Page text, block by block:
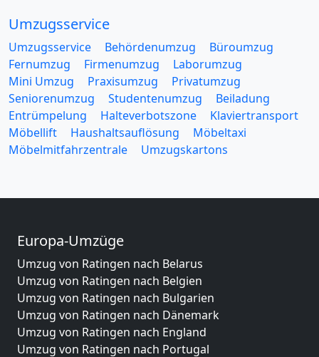
Umzugsservice
Umzugsservice Behördenumzug
Büroumzug
Fernumzug
Firmenumzug
Laborumzug
Mini Umzug
Praxisumzug
Privatumzug
Seniorenumzug
Studentenumzug
Beiladung
Entrümpelung
Halteverbotszone
Klaviertransport
Möbellift
Haushaltsauflösung
Möbeltaxi
Möbelmitfahrzentrale
Umzugskartons
Europa-Umzüge
Umzug von Ratingen nach Belarus
Umzug von Ratingen nach Belgien
Umzug von Ratingen nach Bulgarien
Umzug von Ratingen nach Dänemark
Umzug von Ratingen nach England
Umzug von Ratingen nach Portugal